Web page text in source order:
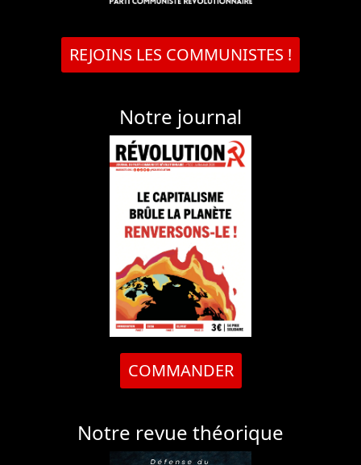
REJOINS LES COMMUNISTES !
Notre journal
COMMANDER
Notre revue théorique